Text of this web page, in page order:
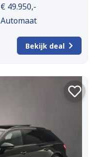
€ 49.950,-
Automaat
Bekijk deal